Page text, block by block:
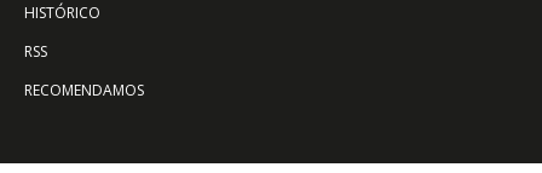
HISTÓRICO
RSS
RECOMENDAMOS